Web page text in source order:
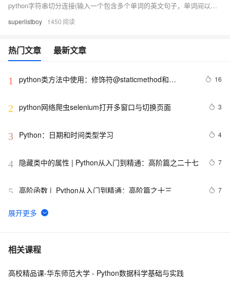
python字符串切分连接(输入一个包含多个单词的英文句子，单词间以空格分隔，标点符号后跟一个空格。定义一个函数，功能是用指定的符号把单词连接起来。)
superlistboy 1450
热门文章 最新文章
1
python类方法中使用：修饰符@staticmethod和
使用
16
2 python网络爬虫selenium打开多窗口与切换页面 3
3 Python：日期和时间类型学习 4
4 隐藏类中的属性 | Python从入门到精通：高阶篇之二十七 7
5 高阶函数 |  Python从入门到精通：高阶篇之十三 7
6 【笔记】Python简明教程
7 用 Python 实现你的量化交易策略
8 python_list
相关课程
高校精品课-华东师范大学 - Python数据科学基础与实践